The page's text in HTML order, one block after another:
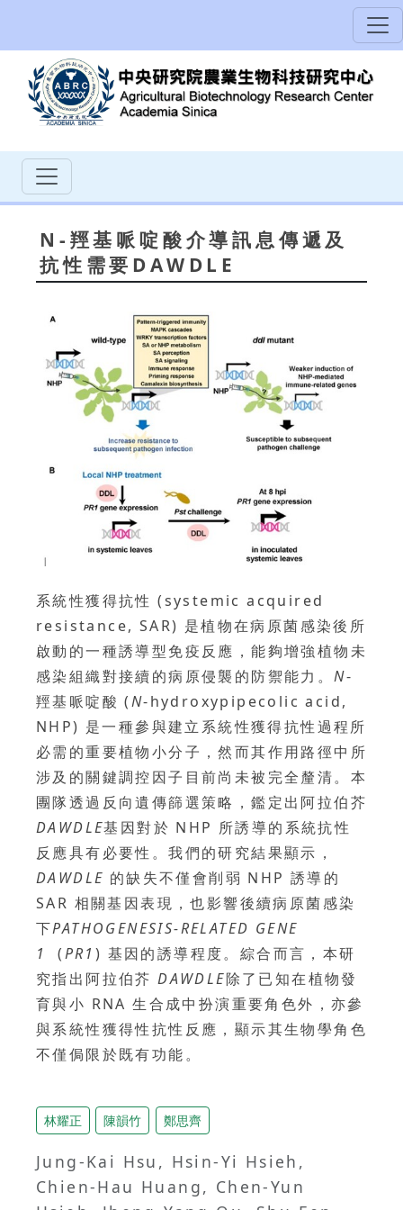
N-羥基哌啶酸介導訊息傳遞及
抗性需要DAWDLE
系統性獲得抗性 (systemic acquired
resistance, SAR) 是植物在病原菌感染後所
啟動的一種誘導型免疫反應，能夠增強植物未
感染組織對接續的病原侵襲的防禦能力。N-
羥基哌啶酸 (N-hydroxypipecolic acid,
NHP) 是一種參與建立系統性獲得抗性過程所
必需的重要植物小分子，然而其作用路徑中所
涉及的關鍵調控因子目前尚未被完全釐清。本
團隊透過反向遺傳篩選策略，鑑定出阿拉伯芥
DAWDLE基因對於 NHP 所誘導的系統抗性
反應具有必要性。我們的研究結果顯示，
DAWDLE 的缺失不僅會削弱 NHP 誘導的
SAR 相關基因表現，也影響後續病原菌感染
下PATHOGENESIS-RELATED GENE
1
(PR1 ) 基因的誘導程度。綜合而言，本研
究指出阿拉伯芥DAWDLE除了已知在植物發
育與小 RNA 生合成中扮演重要角色外，亦參
與系統性獲得性抗性反應，顯示其生物學角色
不僅侷限於既有功能。
林耀正 陳韻竹 鄭思齊
Jung-Kai Hsu, Hsin-Yi Hsieh,
Chien-Hau Huang, Chen-Yun